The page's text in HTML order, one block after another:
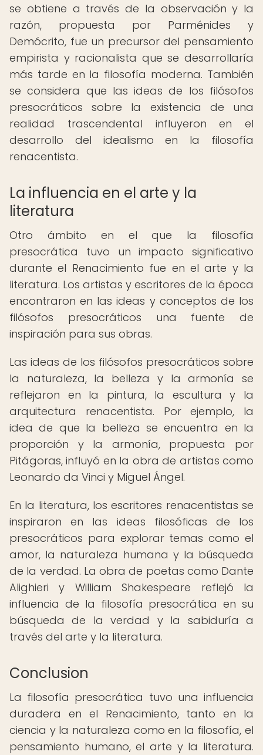
se obtiene a través de la observación y la
razón, propuesta por Parménides y
Demócrito, fue un precursor del pensamiento
empirista y racionalista que se desarrollaría
más tarde en la filosofía moderna. También
se considera que las ideas de los filósofos
presocráticos sobre la existencia de una
realidad trascendental influyeron en el
desarrollo del idealismo en la filosofía
renacentista.
La influencia en el arte y la
literatura
Otro ámbito en el que la filosofía
presocrática tuvo un impacto significativo
durante el Renacimiento fue en el arte y la
literatura. Los artistas y escritores de la época
encontraron en las ideas y conceptos de los
filósofos presocráticos una fuente de
inspiración para sus obras.
Las ideas de los filósofos presocráticos sobre
la naturaleza, la belleza y la armonía se
reflejaron en la pintura, la escultura y la
arquitectura renacentista. Por ejemplo, la
idea de que la belleza se encuentra en la
proporción y la armonía, propuesta por
Pitágoras, influyó en la obra de artistas como
Leonardo da Vinci y Miguel Ángel.
En la literatura, los escritores renacentistas se
inspiraron en las ideas filosóficas de los
presocráticos para explorar temas como el
amor, la naturaleza humana y la búsqueda
de la verdad. La obra de poetas como Dante
Alighieri y William Shakespeare reflejó la
influencia de la filosofía presocrática en su
búsqueda de la verdad y la sabiduría a
través del arte y la literatura.
Conclusion
La filosofía presocrática tuvo una influencia
duradera en el Renacimiento, tanto en la
ciencia y la naturaleza como en la filosofía, el
pensamiento humano, el arte y la literatura.